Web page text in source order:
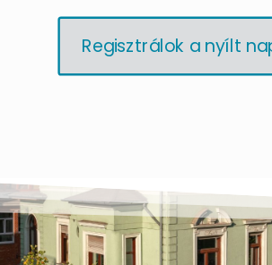
Regisztrálok a nyílt